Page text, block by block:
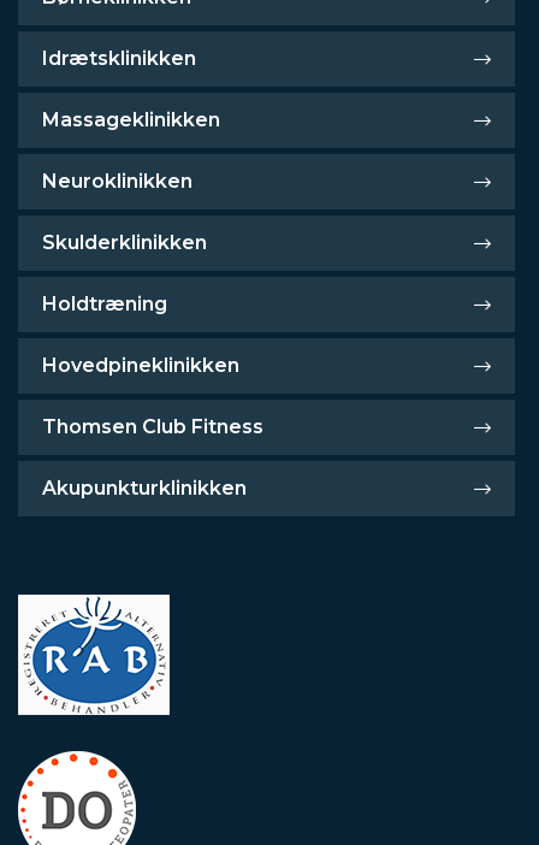
Idrætsklinikken
Massageklinikken
Neuroklinikken
Skulderklinikken
Holdtræning
Hovedpineklinikken
Thomsen Club Fitness
Akupunkturklinikken